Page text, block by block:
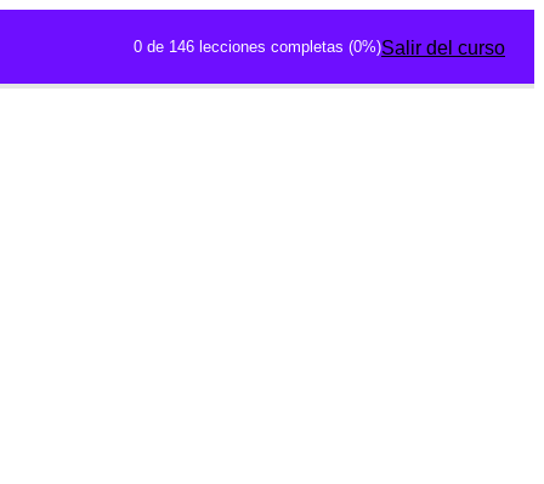
0 de 146 lecciones completas (0%)Salir del curso